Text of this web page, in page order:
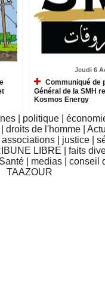
Jeudi 6
Communiqué de
Général de la SMH
Kosmos Energy
politique
|droits de l'homme |
associations justice
LIBRE
faits
Santé medias |conseil
TAAZOUR